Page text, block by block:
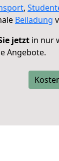
,
Beiladung
jetzt in nur
Angebote.